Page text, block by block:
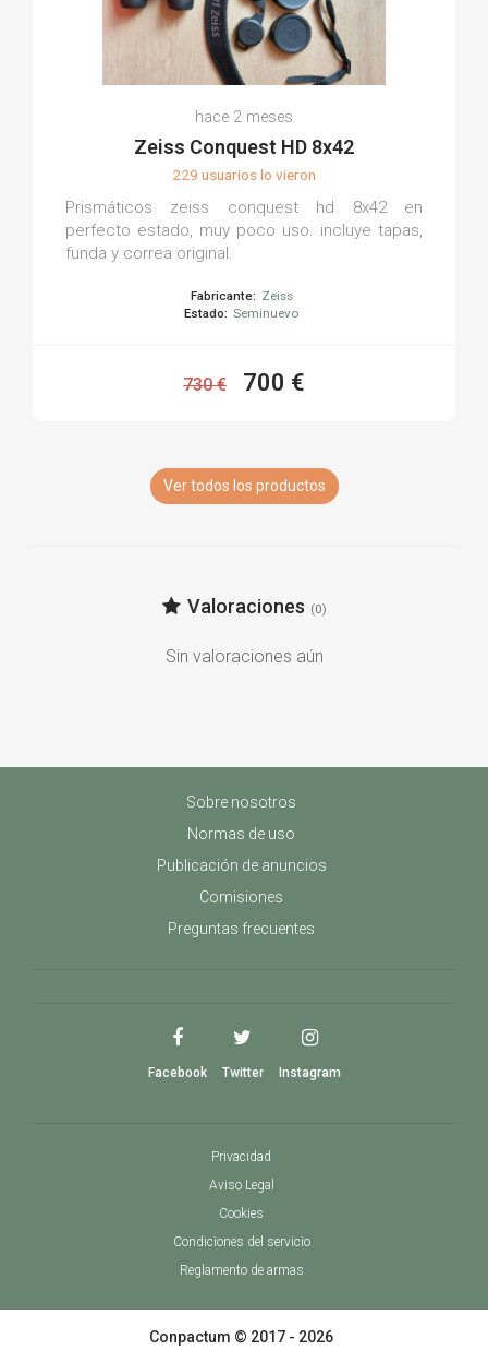
hace 2 meses
Zeiss Conquest HD 8x42
229 usuarios lo vieron
Prismáticos zeiss conquest hd 8x42 en
perfecto estado, muy poco uso. incluye tapas,
funda y correa original.
Fabricante: Zeiss
Estado: Seminuevo
730 € 700 €
Ver todos los productos
Valoraciones (0)
Sin valoraciones aún
Sobre nosotros
Normas de uso
Publicación de anuncios
Comisiones
Preguntas frecuentes
Facebook Twitter Instagram
Privacidad
Aviso Legal
Cookies
Condiciones del servicio
Reglamento de armas
Conpactum © 2017 - 2026